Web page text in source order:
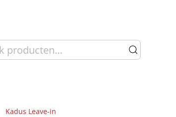
Kadus Leave-in